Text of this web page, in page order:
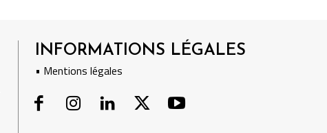
INFORMATIONS LÉGALES
• Mentions légales